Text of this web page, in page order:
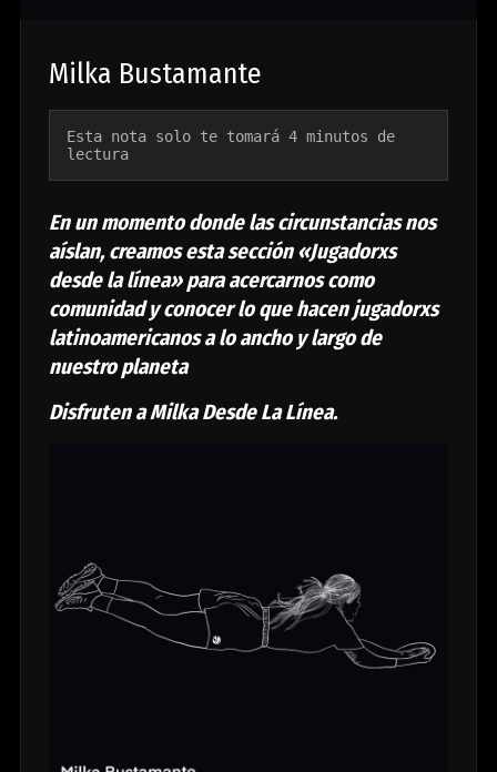
Milka Bustamante
Esta nota solo te tomará 4 minutos de
lectura
En un momento donde las circunstancias nos
aíslan, creamos esta sección «Jugadorxs
desde la línea» para acercarnos como
comunidad y conocer lo que hacen jugadorxs
latinoamericanos a lo ancho y largo de
nuestro planeta
Disfruten a Milka Desde La Línea.